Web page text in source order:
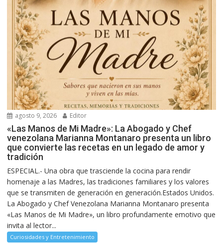
agosto 9, 2026 Editor
«Las Manos de Mi Madre»: La Abogado y Chef
venezolana Marianna Montanaro presenta un libro
que convierte las recetas en un legado de amor y
tradición
ESPECIAL.- Una obra que trasciende la cocina para rendir
homenaje a las Madres, las tradiciones familiares y los valores
que se transmiten de generación en generación.Estados Unidos.
La Abogado y Chef Venezolana Marianna Montanaro presenta
«Las Manos de Mi Madre», un libro profundamente emotivo que
invita al lector...
Curiosidades y Entretenimiento